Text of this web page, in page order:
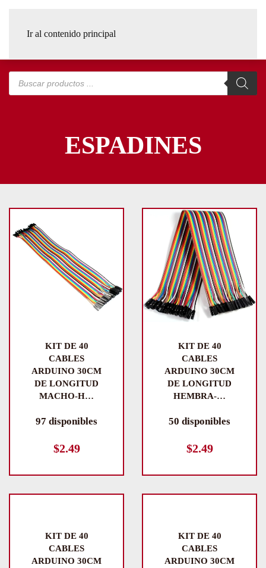
Ir al contenido principal
Búsqueda
productos
ESPADINES
KIT DE 40
CABLES
ARDUINO 30CM
DE LONGITUD
MACHO-H…
97 disponibles
$2.49
KIT DE 40
CABLES
ARDUINO 30CM
DE LONGITUD
HEMBRA-…
50 disponibles
$2.49
KIT DE 40
CABLES
ARDUINO 30CM
KIT DE 40
CABLES
ARDUINO 30CM